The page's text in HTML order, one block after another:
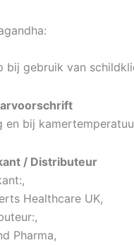
bij gebruik van
en bij
/ Distributeur
Healthcare UK,
Pharma,